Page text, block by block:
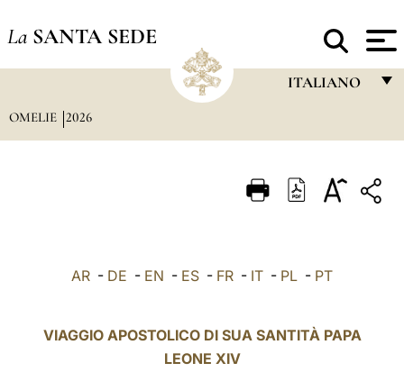
La SANTA SEDE
ITALIANO
ITALIANO
POLSKI
OMELIE 2026
AR - DE - EN - ES - FR - IT - PL - PT
VIAGGIO APOSTOLICO DI SUA SANTITÀ PAPA
LEONE XIV